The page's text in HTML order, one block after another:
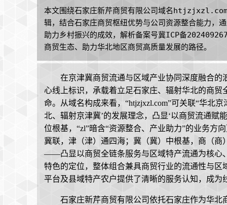
本文围绕石家庄新芹商贸有限公司域名htjzjxzl.com
辑，结合石家庄商贸枢纽优势与公司资源整合能力，
助力乡村振兴的成效，解析备案号冀ICP备
商贸生态、助力华北地区商贸高质量发展的路径。
在京津冀商贸流通与区域产业协同深度融合的
心线上标识，承载着立足石家庄、辐射华北的商
命。从域名构成来看，“htjzjxzl.com”可关联“华北
北、辐射京津冀’的发展理念，凸显‘以商贸流通赋
位根基，“zl”暗含“资源整合、产业助力”的业务方
冀联，津（津）通四海；冀（冀）中根基，商（
——凸显以商贸全链条服务与区域特产流通为核心
特色的定位，整体组合兼具商贸行业的流通性与
平台及县域特产农户提供了清晰的服务认知，成
石家庄新芹商贸有限公司依托石家庄作为华